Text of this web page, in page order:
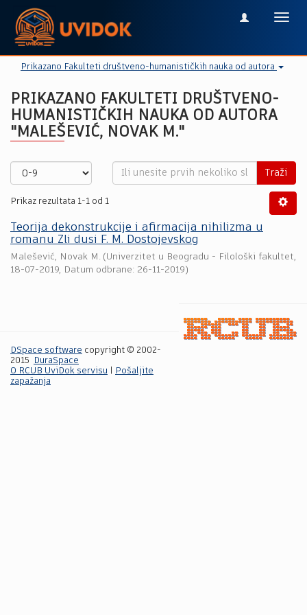
Prikazano Fakulteti društveno-humanističkih nauka od autora
PRIKAZANO FAKULTETI DRUŠTVENO-
HUMANISTIČKIH NAUKA OD AUTORA
"MALEŠEVIĆ, NOVAK M."
Traži
Prikaz rezultata 1-1 od 1
Teorija dekonstrukcije i afirmacija nihilizma u
romanu Zli dusi F. M. Dostojevskog
Malešević, Novak M. (Univerzitet u Beogradu - Filološki fakultet,
18-07-2019, Datum odbrane: 26-11-2019)
DSpace software copyright © 2002-
2015
DuraSpace
O RCUB UviDok servisu
Pošaljite
zapažanja